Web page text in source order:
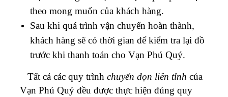
theo mong muốn của khách hàng.
Sau khi quá trình vận chuyển hoàn thành,
khách hàng sẽ có thời gian để kiểm tra lại đồ
trước khi thanh toán cho Vạn Phú Quý.
Tất cả các quy trình chuyển dọn liên tỉnh của
Vạn Phú Quý đều được thực hiện đúng quy